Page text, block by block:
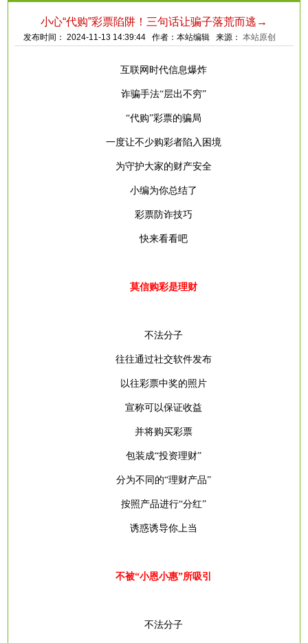
小心“代购”彩票陷阱！三句话让骗子落荒而逃→
发布时间： 2024-11-13 14:39:44 作者：本站编辑 来源：本站原创
互联网时代信息爆炸
诈骗手法“层出不穷”
“代购”彩票的骗局
一度让不少购彩者陷入困境
为守护大家的财产安全
小编为你总结了
彩票防诈技巧
快来看看吧
莫信购彩是理财
不法分子
往往通过社交软件发布
以往彩票中奖的照片
宣称可以保证收益
并将购买彩票
包装成“投资理财”
分为不同的“理财产品”
按照产品进行“分红”
诱惑诱导你上当
不被“小恩小惠”所吸引
不法分子